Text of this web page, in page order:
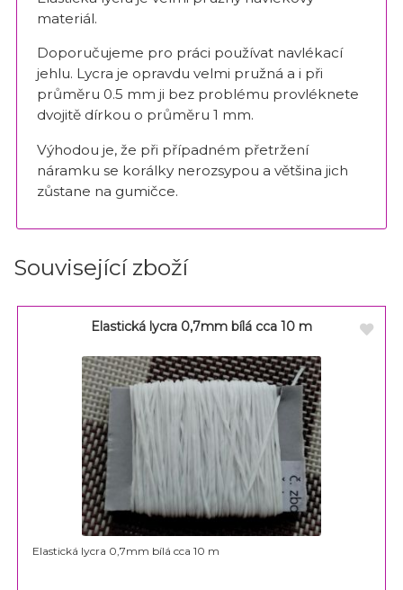
materiál.
Doporučujeme pro práci používat navlékací
jehlu. Lycra je opravdu velmi pružná a i při
průměru 0.5 mm ji bez problému provléknete
dvojitě dírkou o průměru 1 mm.
Výhodou je, že při případném přetržení
náramku se korálky nerozsypou a většina jich
zůstane na gumičce.
Související zboží
Elastická lycra 0,7mm bílá cca 10 m
Elastická lycra 0,7mm bílá cca 10 m